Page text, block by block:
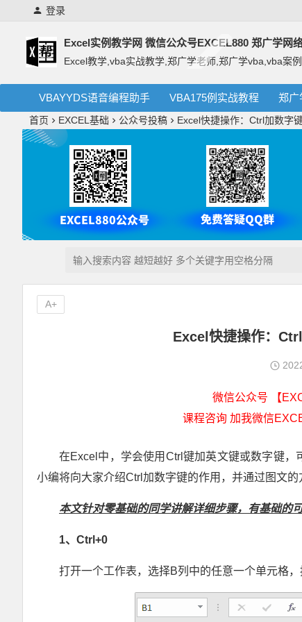
登录
Excel实例教学网 微信公众号EXCEL880 郑广学网
Excel教学,vba实战教学,郑广学老师,郑广学vba,vba案
VBAYYDS语音编程助手 VBA175例实战教程 郑广
首页 EXCEL基础 公众号投稿 Excel快捷操作：Ctrl加数字
Excel快捷操作：
微信公众号 【
课程咨询 加我微信
在Excel中，学会使用Ctrl键加英文键或数字键
小编将向大家介绍Ctrl加数字键的作用，并通过图文的
本文针对零基础的同学讲解详细步骤，有基础的
1、Ctrl+0
打开一个工作表，选择B列中的任意一个单元格
A+